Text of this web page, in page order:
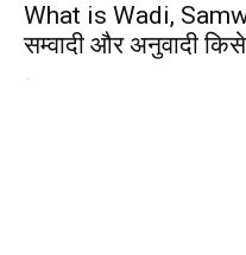
What is Wadi,
सम्वादी और अनुवादी
-